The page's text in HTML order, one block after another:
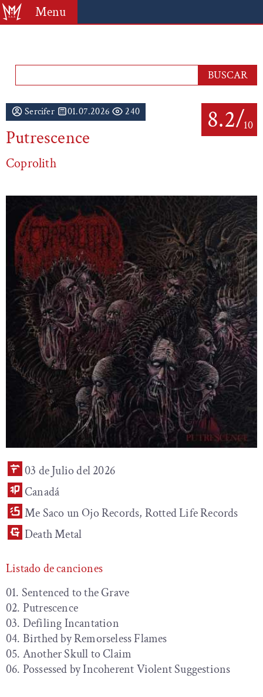
Menu
8.2/10
Sercifer 01.07.2026 240
Putrescence
Coprolith
03 de Julio del 2026
Canadá
Me Saco un Ojo Records, Rotted Life Records
Death Metal
Listado de canciones
01. Sentenced to the Grave
02. Putrescence
03. Defiling Incantation
04. Birthed by Remorseless Flames
05. Another Skull to Claim
06. Possessed by Incoherent Violent Suggestions